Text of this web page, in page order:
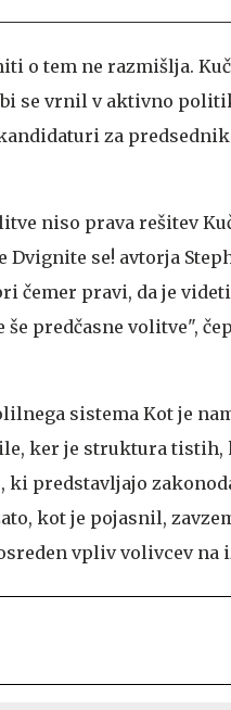
o tem ne razmišlja.
se vrnil v aktivno
za
niso prava rešitev
se! avtorja
čemer pravi, da je
predčasne volitve",
sistema Kot je
ker je struktura tistih,
ki predstavljajo
kot je pojasnil,
vpliv volivcev na